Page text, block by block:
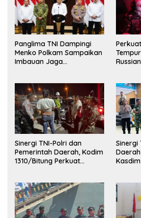
Panglima TNI Dampingi
Menko Polkam Sampaikan
Imbauan Jaga
Sinergi TNI-Polri dan
Pemerintah Daerah, Kodim
1310/Bitung Perkuat
Sinergi
Kota